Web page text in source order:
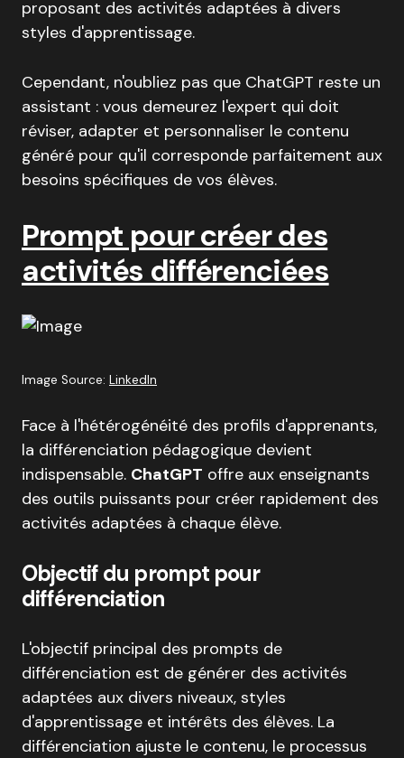
proposant des activités adaptées à divers
styles d'apprentissage.
Cependant, n'oubliez pas que ChatGPT reste un
assistant : vous demeurez l'expert qui doit
réviser, adapter et personnaliser le contenu
généré pour qu'il corresponde parfaitement aux
besoins spécifiques de vos élèves.
Prompt pour créer des
activités différenciées
Image Source: LinkedIn
Face à l'hétérogénéité des profils d'apprenants,
la différenciation pédagogique devient
indispensable. ChatGPT offre aux enseignants
des outils puissants pour créer rapidement des
activités adaptées à chaque élève.
Objectif du prompt pour
différenciation
L'objectif principal des prompts de
différenciation est de générer des activités
adaptées aux divers niveaux, styles
d'apprentissage et intérêts des élèves. La
différenciation ajuste le contenu, le processus